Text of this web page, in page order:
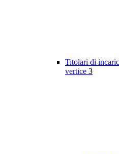
Titolari di
vertice 3